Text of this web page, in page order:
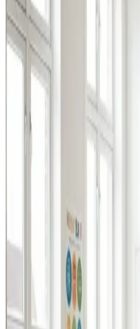
Industriventilation
Ventilation til fabrikker,
Kerteminde.